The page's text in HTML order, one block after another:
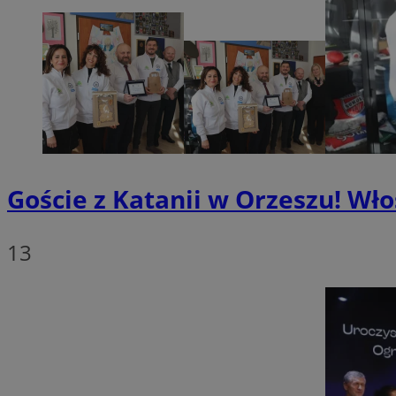
Goście z Katanii w Orzeszu!
13
SessID
QeSessID
MvSessID
__cf_bm